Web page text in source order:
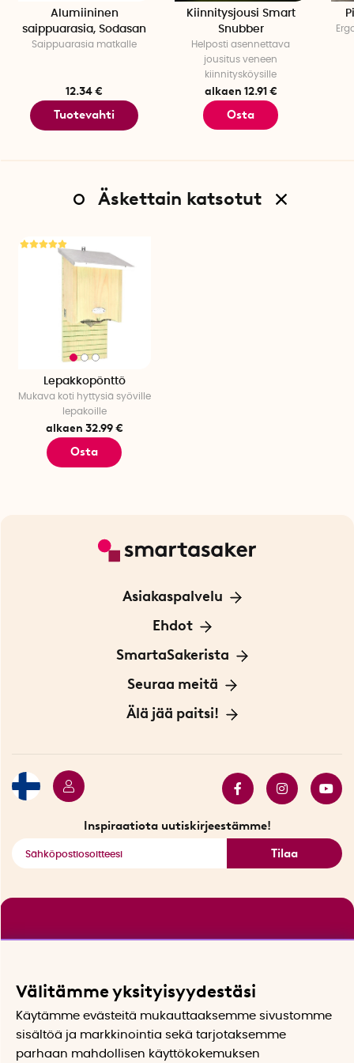
Alumiininen
saippuarasia, Sodasan
Saippuarasia matkalle
12.34 €
Tuotevahti
Kiinnitysjousi Smart
Snubber
Helposti asennettava
jousitus veneen
kiinnitysköysille
alkaen 12.91 €
Osta
Äskettain katsotut
Lepakkopönttö
Mukava koti hyttysiä syöville
lepakoille
alkaen 32.99 €
Osta
Asiakaspalvelu
Ota yhteyttä
Ehdot
Tietoa evästeistä
Yksityisyydensuoja
Sopimusehdot
SmartaSakerista
Meistä
Myymälä Tukholmassa
Seuraa meitä
Innovaattoriblogi
Älä jää paitsi!
Inspiraatiota uutiskirjeestämme!
Tilaa
Välitämme yksityisyydestäsi
Käytämme evästeitä mukauttaaksemme sivustomme
sisältöä ja markkinointia sekä tarjotaksemme
parhaan mahdollisen käyttökokemuksen